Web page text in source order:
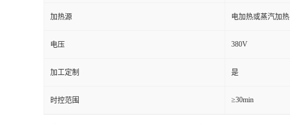
加热源 电加热或蒸汽加热
电压 380V
加工定制 是
时控范围 ≥30min